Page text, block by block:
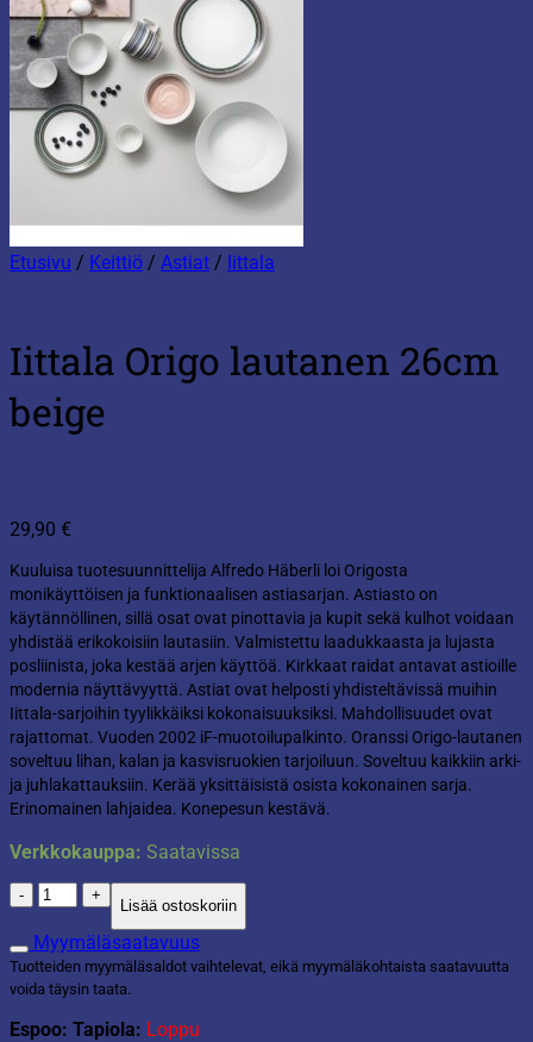
Etusivu / Keittiö / Astiat / Iittala
Iittala Origo lautanen 26cm
beige
29,90 €
Kuuluisa tuotesuunnittelija Alfredo Häberli loi Origosta
monikäyttöisen ja funktionaalisen astiasarjan. Astiasto on
käytännöllinen, sillä osat ovat pinottavia ja kupit sekä kulhot voidaan
yhdistää erikokoisiin lautasiin. Valmistettu laadukkaasta ja lujasta
posliinista, joka kestää arjen käyttöä. Kirkkaat raidat antavat astioille
modernia näyttävyyttä. Astiat ovat helposti yhdisteltävissä muihin
Iittala-sarjoihin tyylikkäiksi kokonaisuuksiksi. Mahdollisuudet ovat
rajattomat. Vuoden 2002 iF-muotoilupalkinto. Oranssi Origo-lautanen
soveltuu lihan, kalan ja kasvisruokien tarjoiluun. Soveltuu kaikkiin arki-
ja juhlakattauksiin. Kerää yksittäisistä osista kokonainen sarja.
Erinomainen lahjaidea. Konepesun kestävä.
Verkkokauppa: Saatavissa
Iittala
Origo
lautanen
26cm
beige
määrä
Lisää ostoskoriin
Myymäläsaatavuus
Tuotteiden myymäläsaldot vaihtelevat, eikä myymäläkohtaista saatavuutta
voida täysin taata.
Espoo: Tapiola: Loppu